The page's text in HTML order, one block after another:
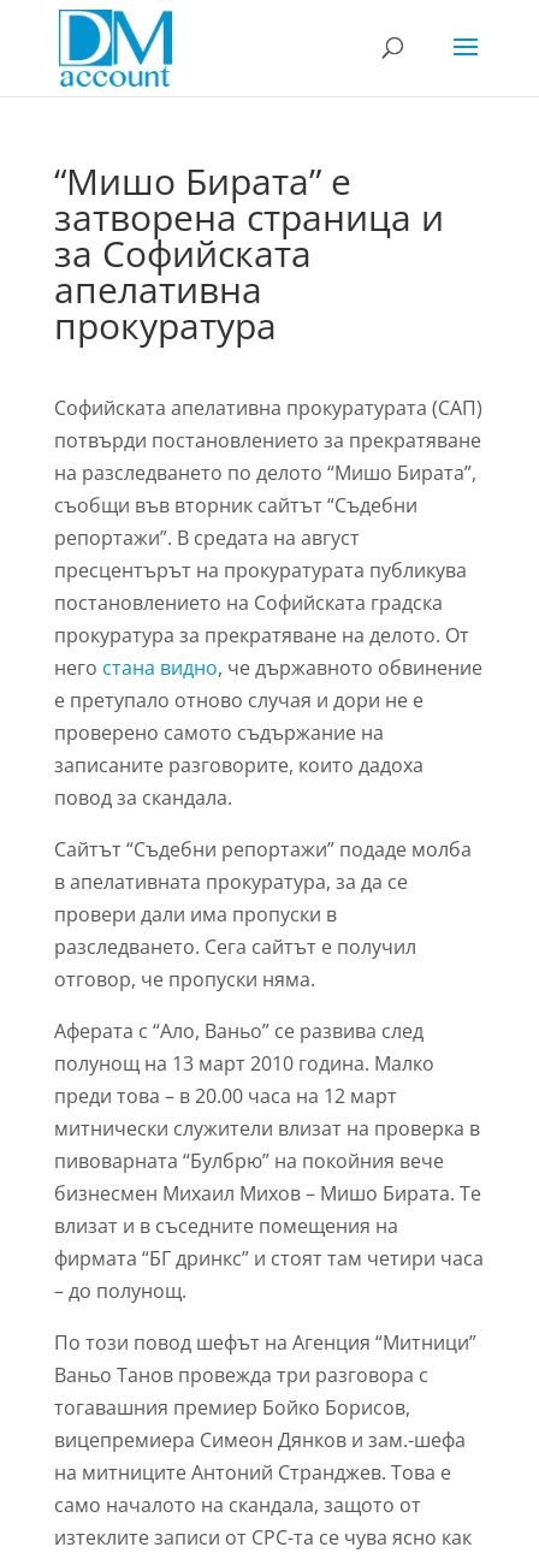
“Мишо Бирата” е
затворена страница и
за Софийската
апелативна
прокуратура
Софийската апелативна прокуратурата (САП)
потвърди постановлението за прекратяване
на разследването по делото “Мишо Бирата”,
съобщи във вторник сайтът “Съдебни
репортажи”. В средата на август
пресцентърът на прокуратурата публикува
постановлението на Софийската градска
прокуратура за прекратяване на делото. От
него стана видно, че държавното обвинение
е претупало отново случая и дори не е
проверено самото съдържание на
записаните разговорите, които дадоха
повод за скандала.
Сайтът “Съдебни репортажи” подаде молба
в апелативната прокуратура, за да се
провери дали има пропуски в
разследването. Сега сайтът е получил
отговор, че пропуски няма.
Аферата с “Ало, Ваньо” се развива след
полунощ на 13 март 2010 година. Малко
преди това – в 20.00 часа на 12 март
митнически служители влизат на проверка в
пивоварната “Булбрю” на покойния вече
бизнесмен Михаил Михов – Мишо Бирата. Те
влизат и в съседните помещения на
фирмата “БГ дринкс” и стоят там четири часа
– до полунощ.
По този повод шефът на Агенция “Митници”
Ваньо Танов провежда три разговора с
тогавашния премиер Бойко Борисов,
вицепремиера Симеон Дянков и зам.-шефа
на митниците Антоний Странджев. Това е
само началото на скандала, защото от
изтеклите записи от СРС-та се чува ясно как